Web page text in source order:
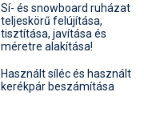
Sí- és snowboard ruházat
teljeskörű felújítása,
tisztítása, javítása és
méretre alakítása!
Használt síléc és használt
kerékpár beszámítása